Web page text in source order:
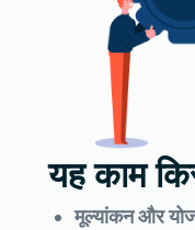
यह काम
मूल्यांकन और